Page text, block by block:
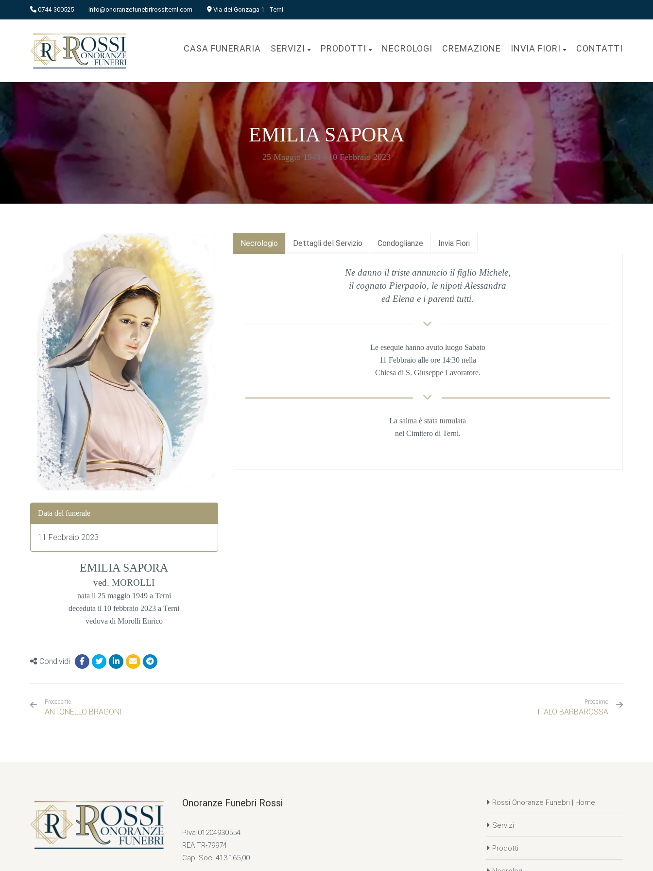
0744-300525 info@onoranzefunebrirossiterni.com Via dei Gonzaga 1 - Terni
CASA FUNERARIA SERVIZI PRODOTTI NECROLOGI CREMAZIONE INVIA FIORI CONTATTI
EMILIA SAPORA
25 Maggio 1949 - 10 Febbraio 2023
Data del funerale
11 Febbraio 2023
EMILIA SAPORA
ved. MOROLLI
nata il 25 maggio 1949 a Terni
deceduta il 10 febbraio 2023 a Terni
vedova di Morolli Enrico
Condividi
Necrologio Dettagli del Servizio Condoglianze Invia Fiori
Ne danno il triste annuncio il figlio Michele,
il cognato Pierpaolo, le nipoti Alessandra
ed Elena e i parenti tutti.
Le esequie hanno avuto luogo Sabato
11 Febbraio alle ore 14:30 nella
Chiesa di S. Giuseppe Lavoratore.
La salma è stata tumulata
nel Cimitero di Terni.
Precedente
ANTONELLO BRAGONI
Prossimo
ITALO BARBAROSSA
Onoranze Funebri Rossi
P.Iva 01204930554
REA TR-79974
Cap. Soc. 413.165,00
Rossi Onoranze Funebri | Home
Servizi
Prodotti